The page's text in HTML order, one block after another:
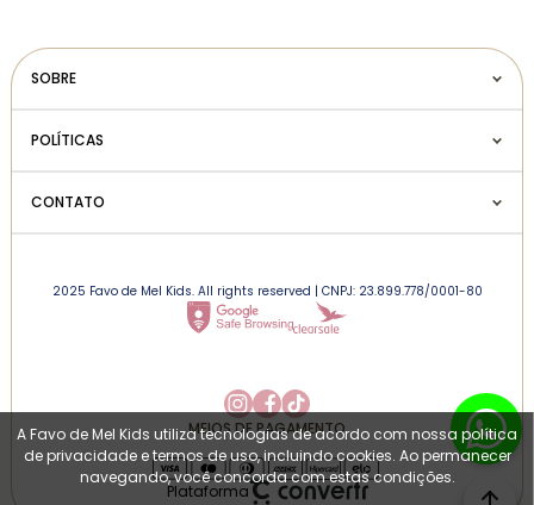
SOBRE
POLÍTICAS
CONTATO
2025 Favo de Mel Kids. All rights reserved | CNPJ: 23.899.778/0001-80
MEIOS DE PAGAMENTO
Plataforma
A Favo de Mel Kids utiliza tecnologias de acordo com nossa política
de privacidade e termos de uso, incluindo cookies. Ao permanecer
navegando, você concorda com estas condições.